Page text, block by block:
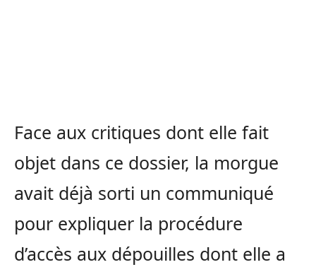
Face aux critiques dont elle fait
objet dans ce dossier, la morgue
avait déjà sorti un communiqué
pour expliquer la procédure
d’accès aux dépouilles dont elle a